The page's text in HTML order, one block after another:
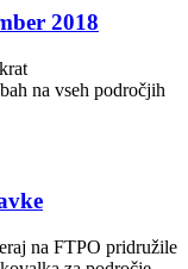
2018
na vseh področjih
na FTPO pridružile